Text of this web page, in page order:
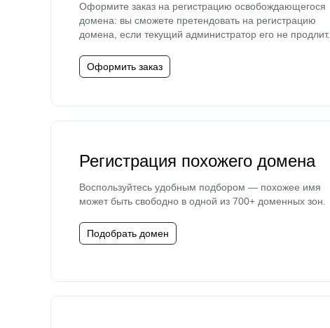
Оформите заказ на регистрацию освобождающегося
домена: вы сможете претендовать на регистрацию
домена, если текущий администратор его не продлит.
Оформить заказ
Регистрация похожего домена
Воспользуйтесь удобным подбором — похожее имя
может быть свободно в одной из 700+ доменных зон.
Подобрать домен